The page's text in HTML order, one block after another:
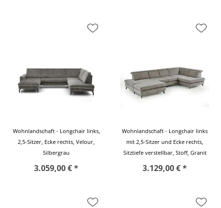
Wohnlandschaft - Longchair links,
2,5-Sitzer, Ecke rechts, Velour,
Silbergrau
3.059,00 € *
Wohnlandschaft - Longchair links
mit 2,5-Sitzer und Ecke rechts,
Sitztiefe verstellbar, Stoff, Granit
3.129,00 € *